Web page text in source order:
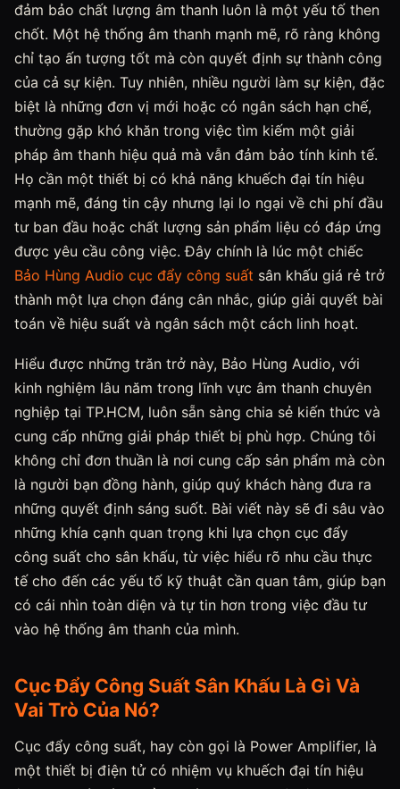
đảm bảo chất lượng âm thanh luôn là một yếu tố then
chốt. Một hệ thống âm thanh mạnh mẽ, rõ ràng không
chỉ tạo ấn tượng tốt mà còn quyết định sự thành công
của cả sự kiện. Tuy nhiên, nhiều người làm sự kiện, đặc
biệt là những đơn vị mới hoặc có ngân sách hạn chế,
thường gặp khó khăn trong việc tìm kiếm một giải
pháp âm thanh hiệu quả mà vẫn đảm bảo tính kinh tế.
Họ cần một thiết bị có khả năng khuếch đại tín hiệu
mạnh mẽ, đáng tin cậy nhưng lại lo ngại về chi phí đầu
tư ban đầu hoặc chất lượng sản phẩm liệu có đáp ứng
được yêu cầu công việc. Đây chính là lúc một chiếc
Bảo Hùng Audio cục đẩy công suất sân khấu giá rẻ trở
thành một lựa chọn đáng cân nhắc, giúp giải quyết bài
toán về hiệu suất và ngân sách một cách linh hoạt.
Hiểu được những trăn trở này, Bảo Hùng Audio, với
kinh nghiệm lâu năm trong lĩnh vực âm thanh chuyên
nghiệp tại TP.HCM, luôn sẵn sàng chia sẻ kiến thức và
cung cấp những giải pháp thiết bị phù hợp. Chúng tôi
không chỉ đơn thuần là nơi cung cấp sản phẩm mà còn
là người bạn đồng hành, giúp quý khách hàng đưa ra
những quyết định sáng suốt. Bài viết này sẽ đi sâu vào
những khía cạnh quan trọng khi lựa chọn cục đẩy
công suất cho sân khấu, từ việc hiểu rõ nhu cầu thực
tế cho đến các yếu tố kỹ thuật cần quan tâm, giúp bạn
có cái nhìn toàn diện và tự tin hơn trong việc đầu tư
vào hệ thống âm thanh của mình.
Cục Đẩy Công Suất Sân Khấu Là Gì Và
Vai Trò Của Nó?
Cục đẩy công suất, hay còn gọi là Power Amplifier, là
một thiết bị điện tử có nhiệm vụ khuếch đại tín hiệu